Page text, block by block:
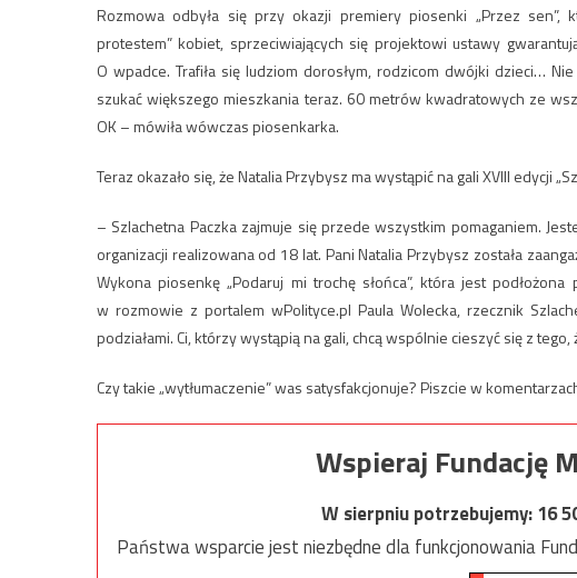
Rozmowa odbyła się przy okazji premiery piosenki „Przez sen”,
protestem” kobiet, sprzeciwiających się projektowi ustawy
O wpadce. Trafiła się ludziom dorosłym, rodzicom dwójki dzieci…
szukać większego mieszkania teraz. 60 metrów kwadratowych ze
OK – mówiła wówczas piosenkarka.
Teraz okazało się, że Natalia Przybysz ma wystąpić na gali XVIII edycji
– Szlachetna Paczka zajmuje się przede wszystkim pomaganiem.
organizacji realizowana od 18 lat. Pani Natalia Przybysz została
Wykona piosenkę „Podaruj mi trochę słońca”, która jest
w rozmowie z portalem wPolityce.pl Paula Wolecka, rzecznik
podziałami. Ci, którzy wystąpią na gali, chcą wspólnie cieszyć się z
Czy takie „wytłumaczenie” was satysfakcjonuje? Piszcie w
Wspieraj Fundację
W sierpniu potrzebujemy:16
Państwa wsparcie jest niezbędne dla funkcjonowania